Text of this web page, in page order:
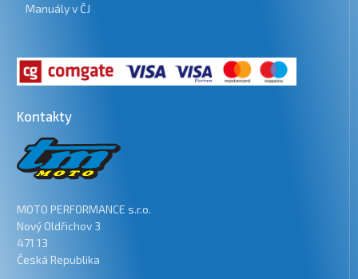
Manuály v ČJ
Kontakty
MOTO PERFORMANCE s.r.o.
Nový Oldřichov 3
471 13
Česká Republika